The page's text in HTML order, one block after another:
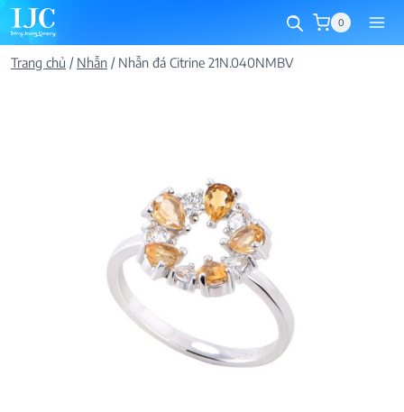
Skip
to
content
0
Trang chủ / Nhẫn / Nhẫn đá Citrine 21N.040NMBV